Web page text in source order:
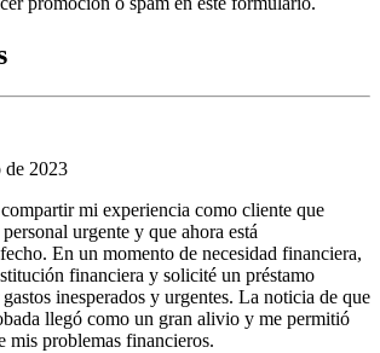
de 2023
mi experiencia como cliente que
urgente y que ahora está
En un momento de necesidad financiera,
financiera y solicité un préstamo
inesperados y urgentes. La noticia de que
llegó como un gran alivio y me permitió
mis problemas financieros.